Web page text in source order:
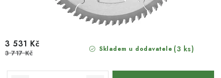
Skladem u dodavatele (3 ks)
3 531 Kč
3 717 Kč